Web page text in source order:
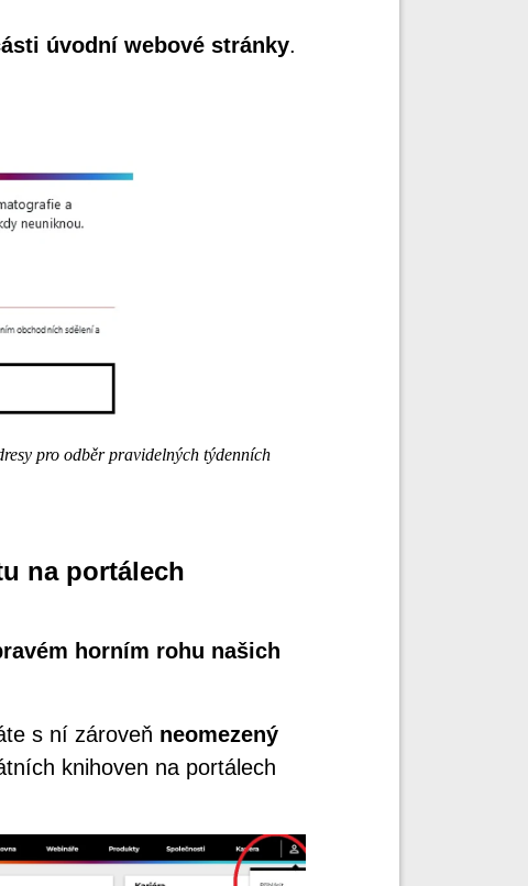
úvodní webové stránky.
pro odběr pravidelných týdenních
na portálech
horním rohu našich
s ní zároveň neomezený
knihoven na portálech